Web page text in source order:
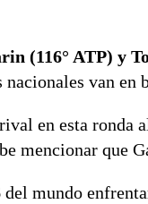
(116° ATP) y
nacionales van
en esta ronda
mencionar que
del mundo